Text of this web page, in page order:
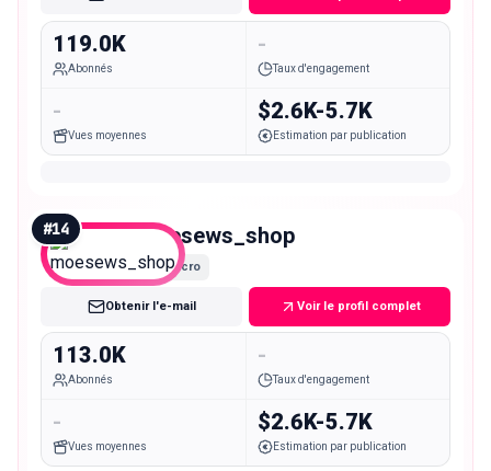
119.0K
Abonnés
-
Taux d'engagement
-
Vues moyennes
$2.6K-5.7K
Estimation par publication
#14 moesews_shop
Macro
Obtenir l'e-mail Voir le profil complet
113.0K
Abonnés
-
Taux d'engagement
-
Vues moyennes
$2.6K-5.7K
Estimation par publication